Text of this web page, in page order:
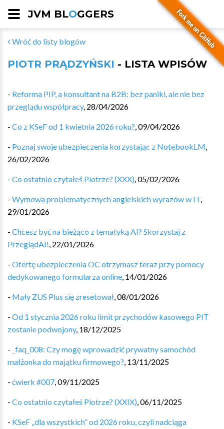
JVM BLOGGERS
Wróć do listy blogów
PIOTR PRĄDZYŃSKI - LISTA WPISÓW
- Reforma PIP, a konsultant na B2B: bez paniki, ale nie bez
przeglądu współpracy, 28/04/2026
- Co z KSeF od 1 kwietnia 2026 roku?,09/04/2026
- Poznaj swoje ubezpieczenia korzystając z NotebookLM,
26/02/2026
- Co ostatnio czytałeś Piotrze? (XXX),05/02/2026
- Wymowa problematycznych angielskich wyrazów w IT,
29/01/2026
- Chcesz być na bieżąco z tematyką AI? Skorzystaj z
PrzeglądAI!, 22/01/2026
- Ofertę ubezpieczenia OC otrzymasz teraz przy pomocy
dedykowanego formularza online, 14/01/2026
- Mały ZUS Plus się zresetował,08/01/2026
- Od 1 stycznia 2026 roku limit przychodów kasowego PIT
zostanie podwojony, 18/12/2025
- _faq_008: Czy mogę wprowadzić prywatny samochód
małżonka do majątku firmowego?, 13/11/2025
- ćwierk #007,09/11/2025
- Co ostatnio czytałeś Piotrze? (XXIX),06/11/2025
- KSeF „dla wszystkich” od 2026 roku, czyli nadciąga